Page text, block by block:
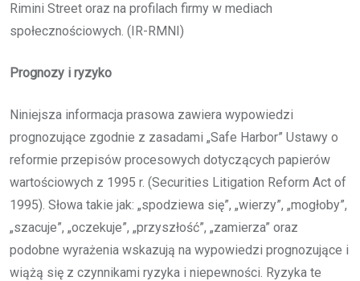
Rimini Street oraz na profilach firmy w mediach
społecznościowych. (IR-RMNI)
Prognozy i ryzyko
Niniejsza informacja prasowa zawiera wypowiedzi
prognozujące zgodnie z zasadami „Safe Harbor” Ustawy o
reformie przepisów procesowych dotyczących papierów
wartościowych z 1995 r. (Securities Litigation Reform Act of
1995). Słowa takie jak: „spodziewa się”, „wierzy”, „mogłoby”,
„szacuje”, „oczekuje”, „przyszłość”, „zamierza” oraz
podobne wyrażenia wskazują na wypowiedzi prognozujące i
wiążą się z czynnikami ryzyka i niepewności. Ryzyka te